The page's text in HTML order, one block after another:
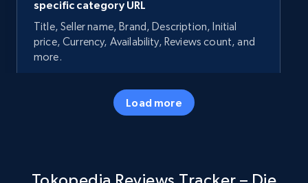
specific category URL
Title, Seller name, Brand, Description, Initial
price, Currency, Availability, Reviews count, and
more.
5.7K+ Jetzt anfangen
specific keywords
Load more